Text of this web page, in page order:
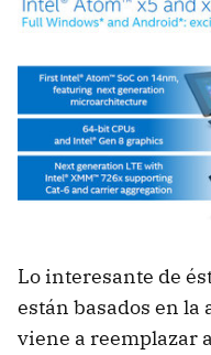
Lo interesante de
están basados en
viene a reemplazar